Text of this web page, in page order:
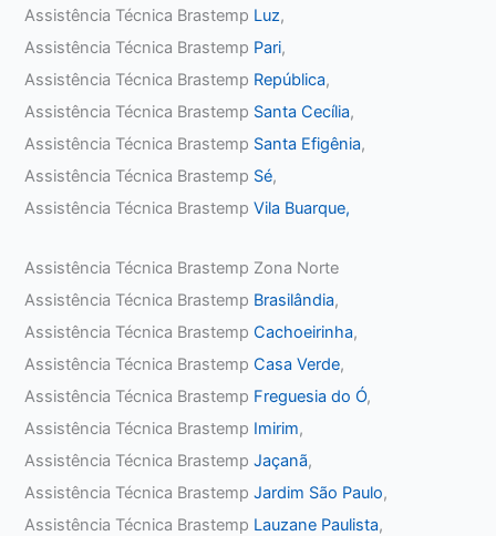
Assistência Técnica Brastemp Luz,
Assistência Técnica Brastemp Pari,
Assistência Técnica Brastemp República,
Assistência Técnica Brastemp Santa Cecília,
Assistência Técnica Brastemp Santa Efigênia,
Assistência Técnica Brastemp Sé,
Assistência Técnica BrastempVila Buarque,
Assistência Técnica Brastemp Zona Norte
Assistência Técnica Brastemp Brasilândia,
Assistência Técnica BrastempCachoeirinha,
Assistência Técnica BrastempCasa Verde,
Assistência Técnica Brastemp Freguesia do Ó,
Assistência Técnica Brastemp Imirim,
Assistência Técnica BrastempJaçanã,
Assistência Técnica BrastempJardim São Paulo,
Assistência Técnica Brastemp Lauzane Paulista,